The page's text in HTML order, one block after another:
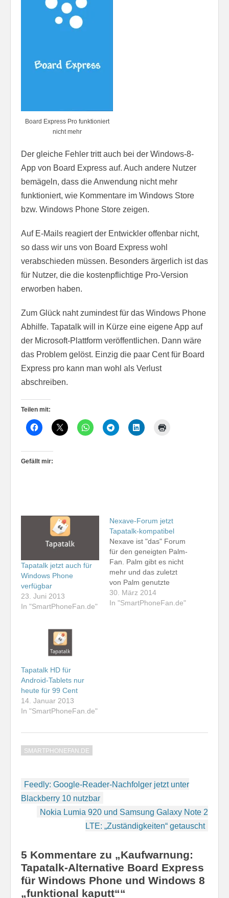
Board Express Pro funktioniert
nicht mehr
Der gleiche Fehler tritt auch bei der Windows-8-
App von Board Express auf. Auch andere Nutzer
bemägeln, dass die Anwendung nicht mehr
funktioniert, wie Kommentare im Windows Store
bzw. Windows Phone Store zeigen.
Auf E-Mails reagiert der Entwickler offenbar nicht,
so dass wir uns von Board Express wohl
verabschieden müssen. Besonders ärgerlich ist das
für Nutzer, die die kostenpflichtige Pro-Version
erworben haben.
Zum Glück naht zumindest für das Windows Phone
Abhilfe. Tapatalk will in Kürze eine eigene App auf
der Microsoft-Plattform veröffentlichen. Dann wäre
das Problem gelöst. Einzig die paar Cent für Board
Express pro kann man wohl als Verlust
abschreiben.
Teilen mit:
Gefällt mir:
Tapatalk jetzt auch für
Windows Phone
verfügbar
23. Juni 2013
In "SmartPhoneFan.de"
Nexave-Forum jetzt
Tapatalk-kompatibel
Nexave ist "das" Forum
für den geneigten Palm-
Fan. Palm gibt es nicht
mehr und das zuletzt
von Palm genutzte
Betriebssystem webOS
wird heutzutage von LG
30. März 2014
In "SmartPhoneFan.de"
Tapatalk HD für
Android-Tablets nur
heute für 99 Cent
14. Januar 2013
In "SmartPhoneFan.de"
SMARTPHONEFAN.DE
Beitragsnavigation
Feedly: Google-Reader-Nachfolger jetzt unter
Blackberry 10 nutzbar
Nokia Lumia 920 und Samsung Galaxy Note 2
LTE: „Zuständigkeiten“ getauscht
5 Kommentare zu „Kaufwarnung:
Tapatalk-Alternative Board Express
für Windows Phone und Windows 8
„funktional kaputt““